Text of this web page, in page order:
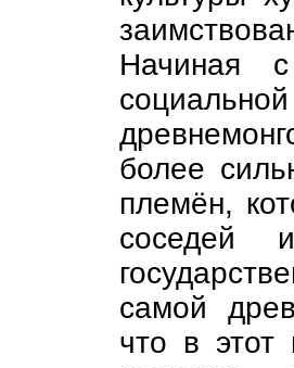
Начиная с
более
племён,
соседей
самой
что в этот